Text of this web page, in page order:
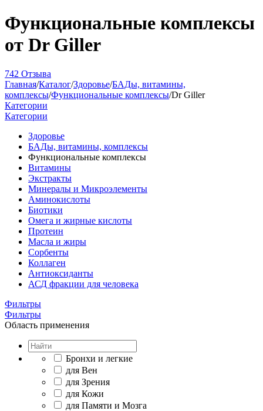
Функциональные комплексы
от Dr Giller
742 Отзыва
Главная/Каталог/Здоровье/БАДы, витамины,
комплексы/Функциональные комплексы/Dr Giller
Категории
Категории
Здоровье
БАДы, витамины, комплексы
Функциональные комплексы
Витамины
Экстракты
Минералы и Микроэлементы
Аминокислоты
Биотики
Омега и жирные кислоты
Протеин
Масла и жиры
Сорбенты
Коллаген
Антиоксиданты
АСД фракции для человека
Фильтры
Фильтры
Область применения
Бронхи и легкие
для Вен
для Зрения
для Кожи
для Памяти и Мозга